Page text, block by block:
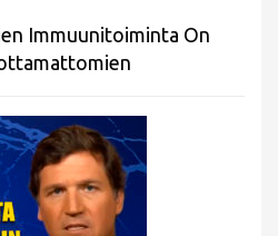
Immuunitoiminta On